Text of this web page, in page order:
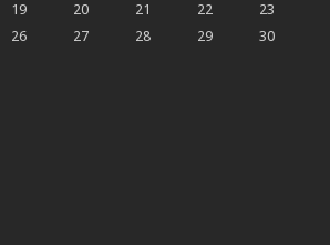
19 20 21 22
23
26 27 28 29
30